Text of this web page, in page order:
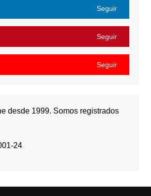
Seguir
Seguir
Seguir
desde 1999. Somos registrados
24